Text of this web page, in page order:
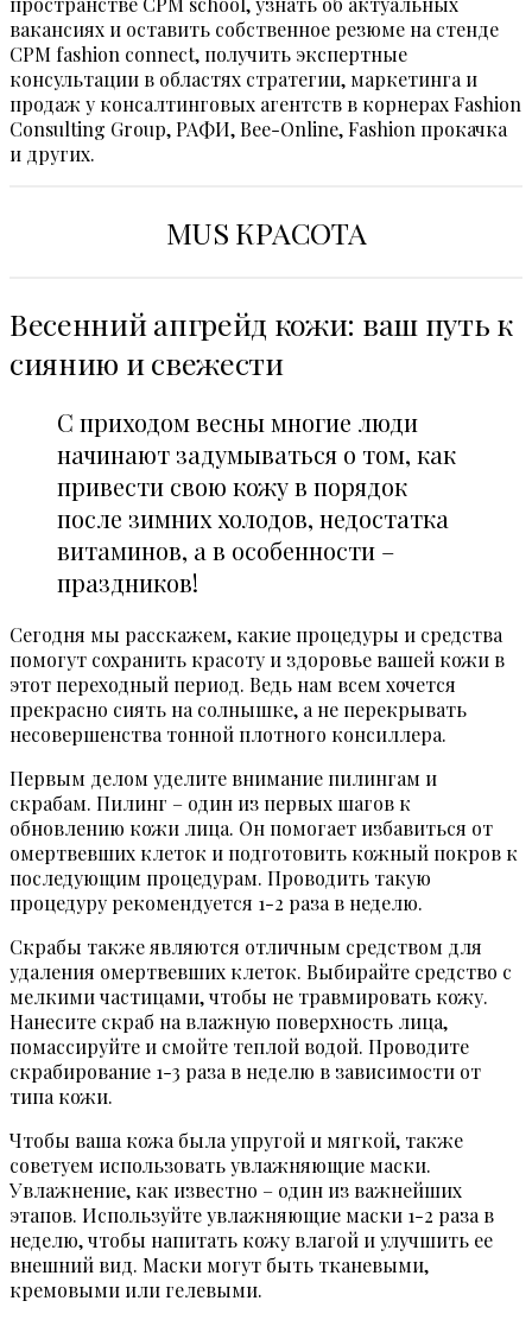
вакансиях и оставить собственное резюме на стенде
CPM fashion connect, получить экспертные
консультации в областях стратегии, маркетинга и
продаж у консалтинговых агентств в корнерах Fashion
Consulting Group, РАФИ, Bee-Online, Fashion прокачка
и других.
MUS КРАСОТА
Весенний апгрейд кожи: ваш путь к
сиянию и свежести
С приходом весны многие люди
начинают задумываться о том, как
привести свою кожу в порядок
после зимних холодов, недостатка
витаминов, а в особенности –
праздников!
Сегодня мы расскажем, какие процедуры и средства
помогут сохранить красоту и здоровье вашей кожи в
этот переходный период. Ведь нам всем хочется
прекрасно сиять на солнышке, а не перекрывать
несовершенства тонной плотного консиллера.
Первым делом уделите внимание пилингам и
скрабам. Пилинг – один из первых шагов к
обновлению кожи лица. Он помогает избавиться от
омертвевших клеток и подготовить кожный покров к
последующим процедурам. Проводить такую
процедуру рекомендуется 1-2 раза в неделю.
Скрабы также являются отличным средством для
удаления омертвевших клеток. Выбирайте средство с
мелкими частицами, чтобы не травмировать кожу.
Нанесите скраб на влажную поверхность лица,
помассируйте и смойте теплой водой. Проводите
скрабирование 1-3 раза в неделю в зависимости от
типа кожи.
Чтобы ваша кожа была упругой и мягкой, также
советуем использовать увлажняющие маски.
Увлажнение, как известно – один из важнейших
этапов. Используйте увлажняющие маски 1-2 раза в
неделю, чтобы напитать кожу влагой и улучшить ее
внешний вид. Маски могут быть тканевыми,
кремовыми или гелевыми.